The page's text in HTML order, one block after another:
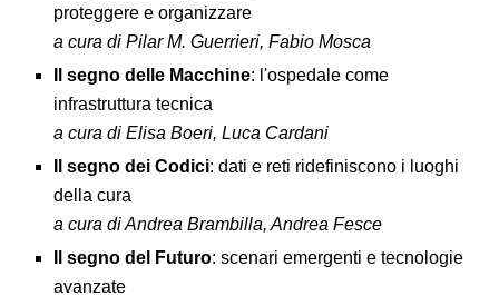
proteggere e organizzare
a cura di Pilar M. Guerrieri, Fabio Mosca
Il segno delle Macchine: l'ospedale come
infrastruttura tecnica
a cura di Elisa Boeri, Luca Cardani
Il segno dei Codici: dati e reti ridefiniscono i luoghi
della cura
a cura di Andrea Brambilla, Andrea Fesce
Il segno del Futuro: scenari emergenti e tecnologie
avanzate